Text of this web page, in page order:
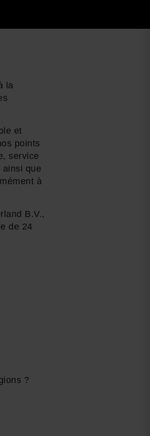
la
et
points
service
que
à
B.V.,
de 24
?